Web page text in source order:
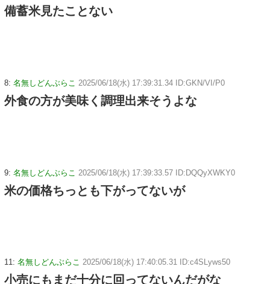
備蓄米見たことない
8: 名無しどんぶらこ 2025/06/18(水) 17:39:31.34 ID:GKN/VI/P0
外食の方が美味く調理出来そうよな
9: 名無しどんぶらこ 2025/06/18(水) 17:39:33.57 ID:DQQyXWKY0
米の価格ちっとも下がってないが
11: 名無しどんぶらこ 2025/06/18(水) 17:40:05.31 ID:c4SLyws50
小売にもまだ十分に回ってないんだがな